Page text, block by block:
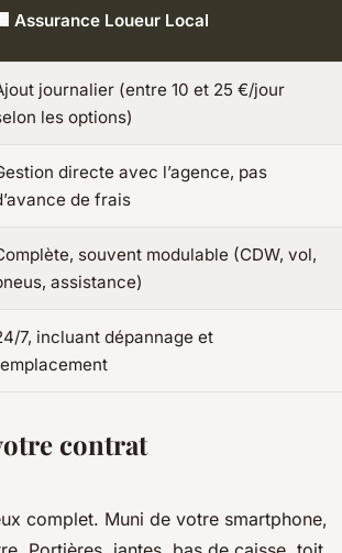
🏢 Assurance Loueur Local
journalier (entre 10 et 25 €/jour
les options)
directe avec l’agence, pas
de frais
souvent modulable (CDW, vol,
assistance)
7, incluant dépannage et
contrat
complet. Muni de votre smartphone,